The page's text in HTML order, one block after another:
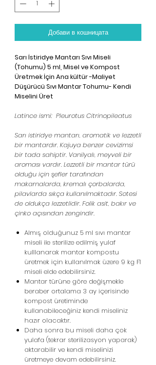
Добави в кошницата
Sarı İstiridye Mantarı Sıvı Miseli
(Tohumu) 5 ml, Misel ve Kompost
Üretmek İçin Ana kültür -Maliyet
Düşürücü Sıvı Mantar Tohumu- Kendi
Miselini Üret
Latince ismi: Pleurotus Citrinopileatus
Sarı istiridye mantarı, aromatik ve lezzetli
bir mantardır. Kajuya benzer cevizimsi
bir tada sahiptir. Vanilyalı, meyveli bir
aroması vardır. Lezzetli bir mantar türü
olduğu için şefler tarafından
makarnalarda, kremalı çorbalarda,
pilavlarda sıkça kullanılmaktadır. Sotesi
de oldukça lezzetlidir. Folik asit, bakır ve
çinko açısından zengindir.
Almış olduğunuz 5 ml sıvı mantar
miseli ile sterilize edilmiş yulaf
kulllanarak mantar kompostu
üretmek için kullanılmak üzere 9 kg F1
miseli elde edebilirsiniz.
Mantar türüne göre değişmekle
beraber ortalama 3 ay içerisinde
kompost üretiminde
kullanabileceğiniz kendi miseliniz
hazır olacaktır.
Daha sonra bu miseli daha çok
yulafa (tekrar sterilizasyon yaparak)
aktarabilir ve kendi miselinizi
üretmeye devam edebilirsiniz.